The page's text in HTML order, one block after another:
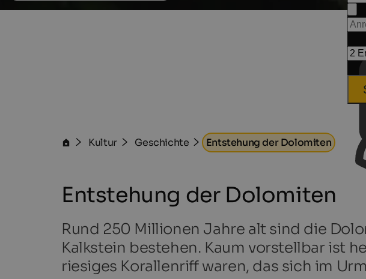
Kultur Geschichte Entstehung der Dolomiten
Entstehung der Dolomiten
Rund 250 Millionen Jahre alt sind die
Kalkstein bestehen. Kaum vorstellbar ist
riesiges Korallenriff waren, das sich im